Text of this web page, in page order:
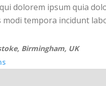
dolorem ipsum quia
modi tempora incidunt
Birmingham, UK